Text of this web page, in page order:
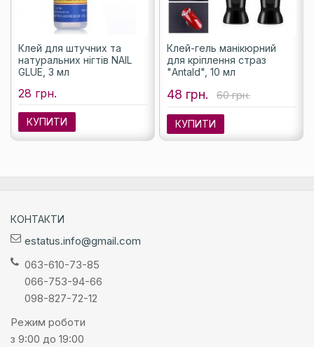
Клей для штучних та
натуральних нігтів NAIL
GLUE, 3 мл
28 грн.
КУПИТИ
Клей-гель манікюрний
для кріплення страз
"Antald", 10 мл
48 грн. 60 грн.
КУПИТИ
КОНТАКТИ
estatus.info@gmail.com
063-610-73-85
066-753-94-66
098-827-72-12
Режим роботи
з 9:00 до 19:00